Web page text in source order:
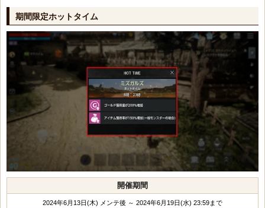
期間限定ホットタイム
開催期間
2024年6月13日(木) メンテ後 ～ 2024年6月19日(水) 23:59まで